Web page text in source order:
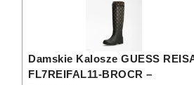
Damskie Kalosze GUESS
FL7REIFAL11-BROCR –